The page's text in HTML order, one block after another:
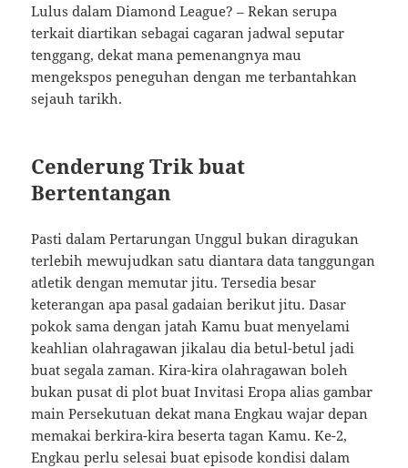
Lulus dalam Diamond League? – Rekan serupa
terkait diartikan sebagai cagaran jadwal seputar
tenggang, dekat mana pemenangnya mau
mengekspos peneguhan dengan me terbantahkan
sejauh tarikh.
Cenderung Trik buat
Bertentangan
Pasti dalam Pertarungan Unggul bukan diragukan
terlebih mewujudkan satu diantara data tanggungan
atletik dengan memutar jitu. Tersedia besar
keterangan apa pasal gadaian berikut jitu. Dasar
pokok sama dengan jatah Kamu buat menyelami
keahlian olahragawan jikalau dia betul-betul jadi
buat segala zaman. Kira-kira olahragawan boleh
bukan pusat di plot buat Invitasi Eropa alias gambar
main Persekutuan dekat mana Engkau wajar depan
memakai berkira-kira beserta tagan Kamu. Ke-2,
Engkau perlu selesai buat episode kondisi dalam